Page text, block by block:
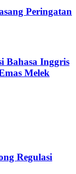
Peringatan
Bahasa Inggris
Melek
Regulasi